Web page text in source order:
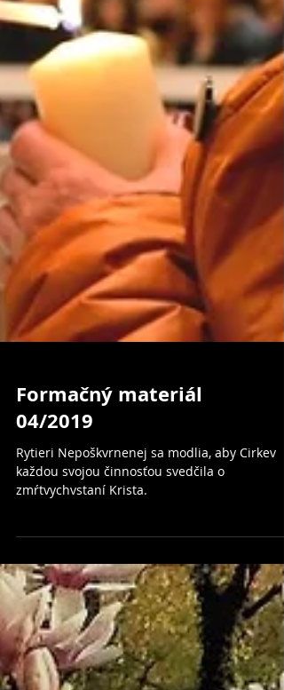
Formačný materiál
04/2019
zmŕtvychvstaní Krista.